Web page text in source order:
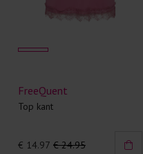
FreeQuent
Top kant
€ 14.97 € 24.95